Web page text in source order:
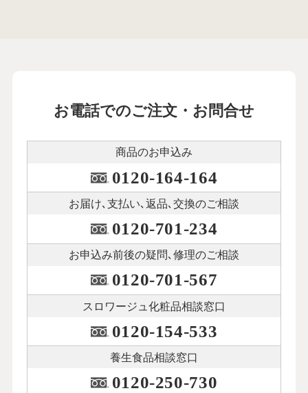
お電話でのご注文・お問合せ
商品のお申込み
0120-164-164
お届け､支払い､ 返品､交換のご相談
0120-701-234
お申込み前後の疑問､修理のご相談
0120-701-567
スロワージュ化粧品相談窓口
0120-154-533
養生食品相談窓口
0120-250-730